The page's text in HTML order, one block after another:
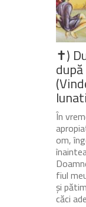
✝)
În
om,
fiul
și
căci